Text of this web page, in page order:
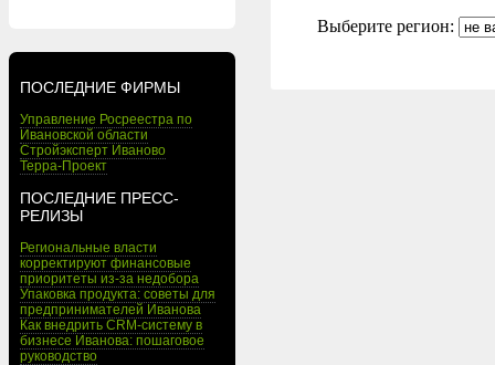
ПОСЛЕДНИЕ ФИРМЫ
Управление Росреестра по
Ивановской области
Стройэксперт Иваново
Терра-Проект
ПОСЛЕДНИЕ ПРЕСС-
РЕЛИЗЫ
Региональные власти
корректируют финансовые
приоритеты из-за недобора
Упаковка продукта: советы для
предпринимателей Иванова
Как внедрить CRM-систему в
бизнесе Иванова: пошаговое
руководство
Выберите регион: